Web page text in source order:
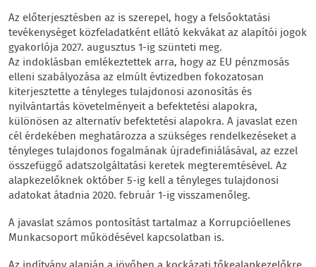
Az előterjesztésben az is szerepel, hogy a felsőoktatási
tevékenységet közfeladatként ellátó kekvákat az alapítói jogok
gyakorlója 2027. augusztus 1-ig szünteti meg.
Az indoklásban emlékeztettek arra, hogy az EU pénzmosás
elleni szabályozása az elmúlt évtizedben fokozatosan
kiterjesztette a tényleges tulajdonosi azonosítás és
nyilvántartás követelményeit a befektetési alapokra,
különösen az alternatív befektetési alapokra. A javaslat ezen
cél érdekében meghatározza a szükséges rendelkezéseket a
tényleges tulajdonos fogalmának újradefiniálásával, az ezzel
összefüggő adatszolgáltatási keretek megteremtésével. Az
alapkezelőknek október 5-ig kell a tényleges tulajdonosi
adatokat átadnia 2020. február 1-ig visszamenőleg.
A javaslat számos pontosítást tartalmaz a Korrupcióellenes
Munkacsoport működésével kapcsolatban is.